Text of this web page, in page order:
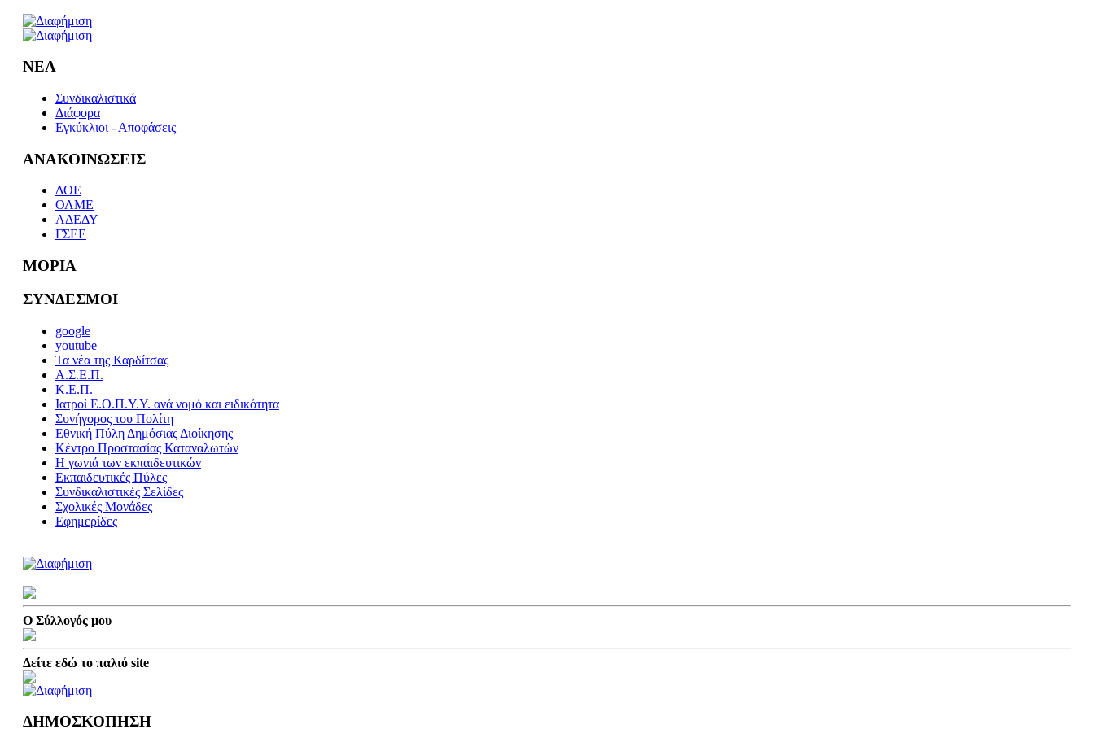
ΝΕΑ
Συνδικαλιστικά
Διάφορα
Εγκύκλιοι - Αποφάσεις
ΑΝΑΚΟΙΝΩΣΕΙΣ
ΔΟΕ
ΟΛΜΕ
ΑΔΕΔΥ
ΓΣΕΕ
ΜΟΡΙΑ
ΣΥΝΔΕΣΜΟΙ
google
youtube
Τα νέα της Καρδίτσας
Α.Σ.Ε.Π.
Κ.Ε.Π.
Ιατροί Ε.Ο.Π.Υ.Υ. ανά νομό και ειδικότητα
Συνήγορος του Πολίτη
Εθνική Πύλη Δημόσιας Διοίκησης
Κέντρο Προστασίας Καταναλωτών
Η γωνιά των εκπαιδευτικών
Εκπαιδευτικές Πύλες
Συνδικαλιστικές Σελίδες
Σχολικές Μονάδες
Εφημερίδες
Ο Σύλλογός μου
Δείτε εδώ το παλιό site
ΔΗΜΟΣΚΟΠΗΣΗ